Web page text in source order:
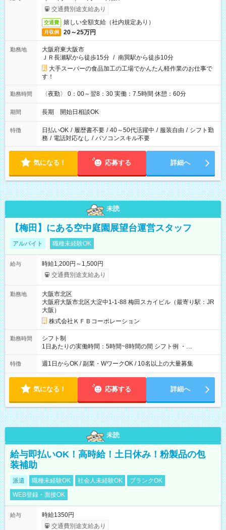
交通費別途支給あり
交通費 嬉しい全額支給（社内規定あり）
月収例 20～25万円
勤務地
大阪府東大阪市
ＪＲ長瀬駅から徒歩15分 / 南巽駅から徒歩10分
大手スーパーの食品加工の工場でかんたん軽作業のお仕事で
す！
勤務時間 〈夜勤〉 0：00～翌8：30 実働：7.5時間 休憩：60分
期間 長期 開始日相談OK
特徴 日払いOK / 履歴書不要 / 40～50代活躍中 / 服装自由 / シフト勤
務 / 電話対応なし / パソコンスキル不要
気になる！ 応募する 詳細へ
未読
【梅田】にある空中庭園展望台運営スタッフ
アルバイト 職種未経験OK
給与
時給1,200円～1,500円
交通費別途支給あり
勤務地
大阪市北区
大阪府大阪市北区大淀中1-1-88 梅田スカイビル（最寄り駅：JR
大阪）
株式会社ＫＦＢコーポレーション
勤務時間
シフト制
1日あたりの実働時間：5時間~8時間の間 シフト例 ・
9:30~18:00 実働7.5時間 ・9:30~14:30 実働5時間 ・
16:00~21:30 実働5.5時間
特徴 週1日からOK / 副業・WワークOK / 10名以上の大量募集
気になる！ 応募する 詳細へ
未読
給与即払いOK！高時給！土日休み！粉製品の包
装補助
派遣 職種未経験OK 社会人未経験OK
ブランクOK
WEB登録・面接OK
給与
時給1350円
交通費別途支給あり